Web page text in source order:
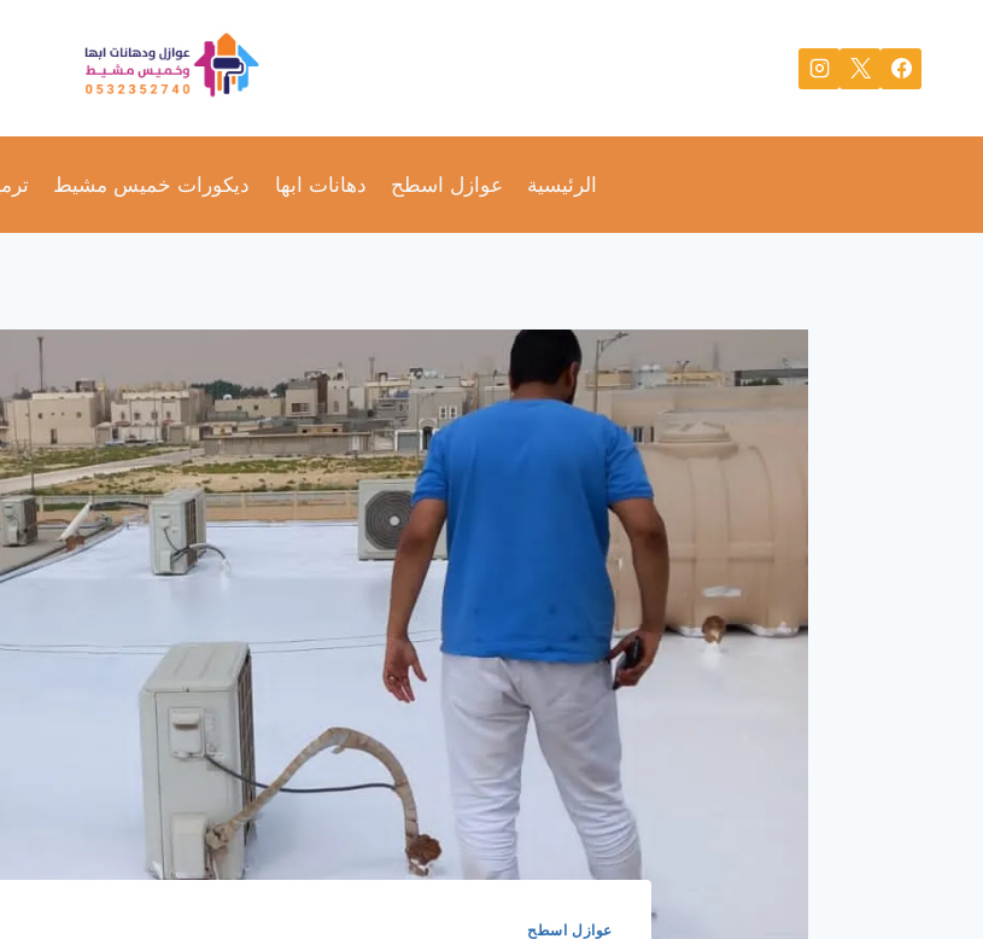
الرئيسية عوازل اسطح دهانات ابها ديكورات خميس مشيط
عوازل اسطح